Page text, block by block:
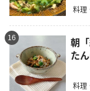
料理
16
朝
た
料理